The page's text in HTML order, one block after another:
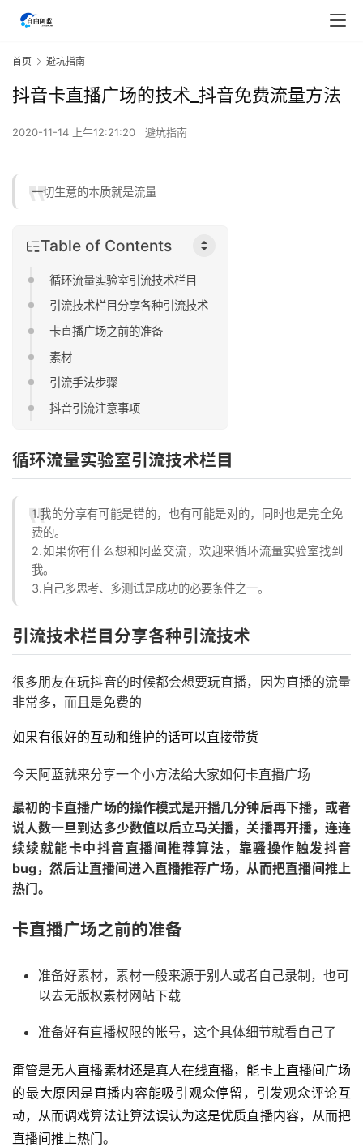
首页 避坑指南
抖音卡直播广场的技术_抖音免费流量方法
2020-11-14 上午12:21:20 避坑指南
一切生意的本质就是流量
Table of Contents
循环流量实验室引流技术栏目
引流技术栏目分享各种引流技术
卡直播广场之前的准备
素材
引流手法步骤
抖音引流注意事项
循环流量实验室引流技术栏目
1.我的分享有可能是错的，也有可能是对的，同时也是完全免
费的。
2.如果你有什么想和阿蓝交流，欢迎来循环流量实验室找到
我。
3.自己多思考、多测试是成功的必要条件之一。
引流技术栏目分享各种引流技术
很多朋友在玩抖音的时候都会想要玩直播，因为直播的流量
非常多，而且是免费的
如果有很好的互动和维护的话可以直接带货
今天阿蓝就来分享一个小方法给大家如何卡直播广场
最初的卡直播广场的操作模式是开播几分钟后再下播，或者
说人数一旦到达多少数值以后立马关播，关播再开播，连连
续续就能卡中抖音直播间推荐算法，靠骚操作触发抖音
bug，然后让直播间进入直播推荐广场，从而把直播间推上
热门。
卡直播广场之前的准备
准备好素材，素材一般来源于别人或者自己录制，也可
以去无版权素材网站下载
准备好有直播权限的帐号，这个具体细节就看自己了
甭管是无人直播素材还是真人在线直播，能卡上直播间广场
的最大原因是直播内容能吸引观众停留，引发观众评论互
动，从而调戏算法让算法误认为这是优质直播内容，从而把
直播间推上热门。